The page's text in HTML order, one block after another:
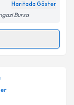
Aydınlatma
belirtilen
Haritada Göster
Bursa
takvimi talebi
için bir